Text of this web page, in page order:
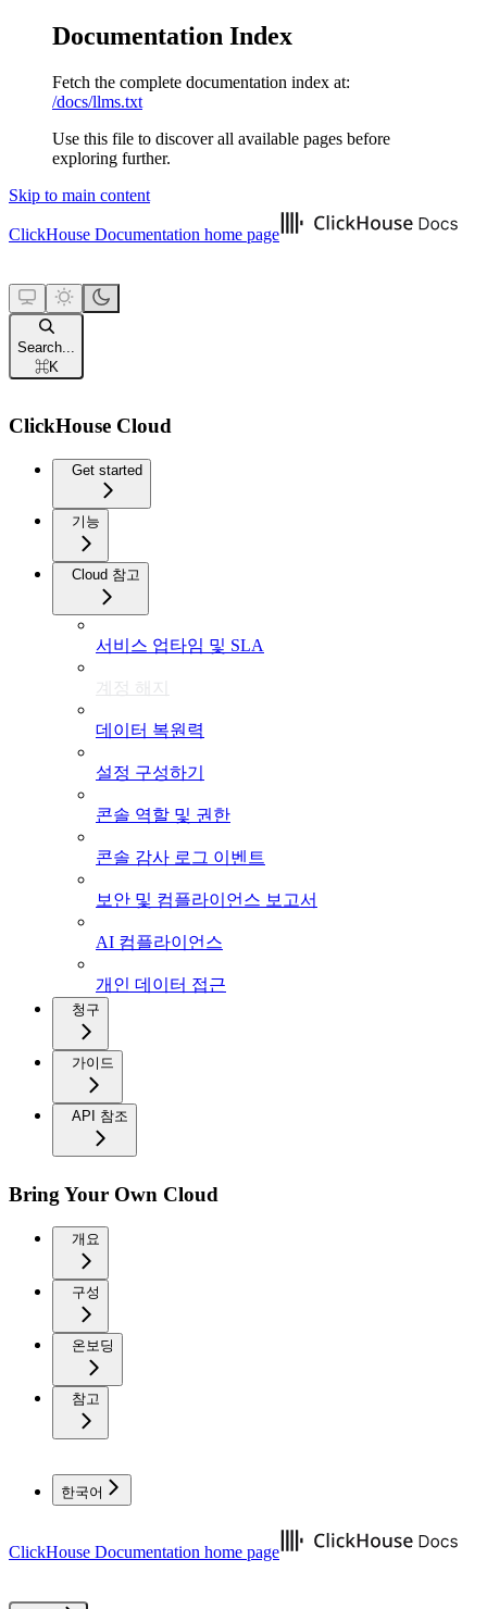
Documentation Index
Fetch the complete documentation index at:
/docs/llms.txt
Use this file to discover all available pages before
exploring further.
Skip to main content
ClickHouse Documentation home page
Search...
⌘K
ClickHouse Cloud
Get started
기능
Cloud 참고
서비스 업타임 및 SLA
계정 해지
데이터 복원력
설정 구성하기
콘솔 역할 및 권한
콘솔 감사 로그 이벤트
보안 및 컴플라이언스 보고서
AI 컴플라이언스
개인 데이터 접근
청구
가이드
API 참조
Bring Your Own Cloud
개요
구성
온보딩
참고
한국어
ClickHouse Documentation home page